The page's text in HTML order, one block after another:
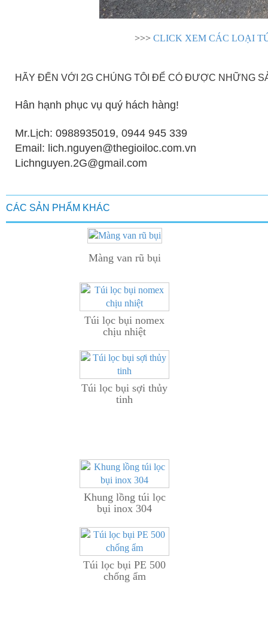
>>> CLICK XEM CÁC LOẠI
HÃY ĐẾN VỚI 2G CHÚNG TÔI ĐỂ CÓ ĐƯỢC NHỮNG
Hân hạnh phục vụ quý hách hàng!
Mr.Lịch: 0988935019, 0944 945 339
Email: lich.nguyen@thegioiloc.com.vn
Lichnguyen.2G@gmail.com
CÁC SẢN PHẨM KHÁC
Màng van rũ bụi
Túi lọc bụi nomex
chịu nhiệt
Túi lọc bụi sợi thủy
tinh
Khung lồng túi lọc
bụi inox 304
Túi lọc bụi PE 500
chống ẩm